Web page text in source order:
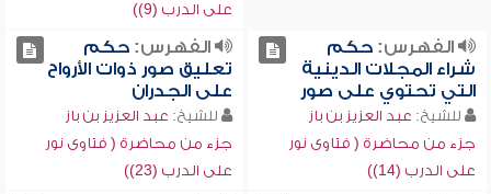
على الدرب (9))
الفهرس:حكم
شراء المجلات الدينية
التي تحتوي على صور
للشيخ: عبد العزيز بن باز
جزء من محاضرة ( فتاوى نور
على الدرب (14))
الفهرس:حكم
تعليق صور ذوات الأرواح
على الجدران
للشيخ: عبد العزيز بن باز
جزء من محاضرة ( فتاوى نور
على الدرب (23))